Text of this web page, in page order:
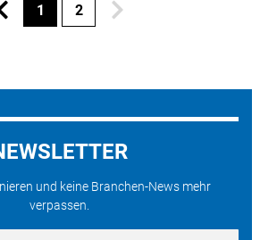
1 2
und keine Branchen-News mehr
verpassen.